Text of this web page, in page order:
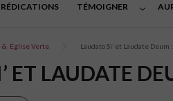
TÉMOIGNER
& Église Verte Laudato Si’ et Laudate
ET LAUDATE